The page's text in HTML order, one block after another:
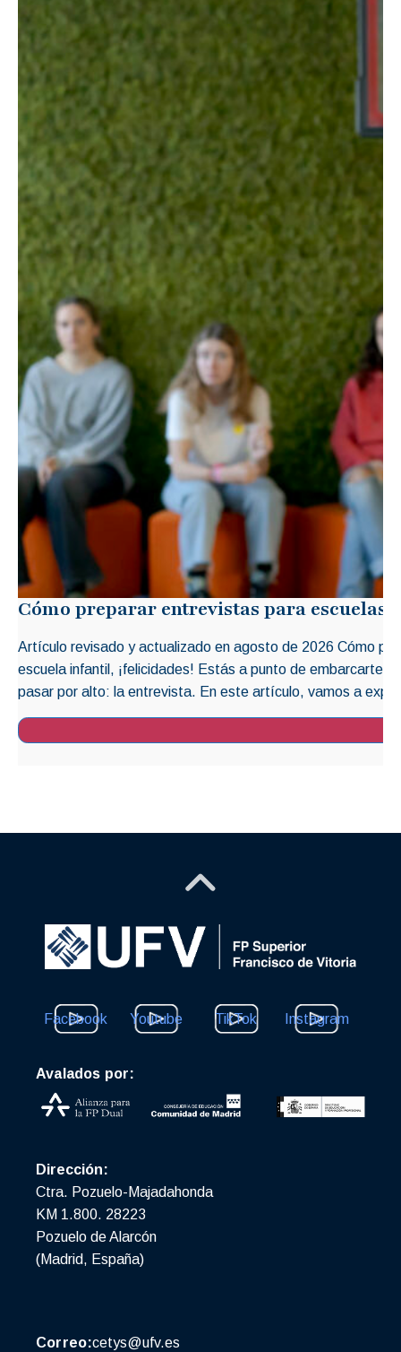
Cómo preparar entrevistas para escuelas
Artículo revisado y actualizado en agosto de 2026 Cómo
escuela infantil, ¡felicidades! Estás a punto de embarcarte
pasar por alto: la entrevista. En este artículo, vamos a
Facebook Youtube TikTok Instagram
Avalados por:
Dirección:
Ctra. Pozuelo-Majadahonda
KM 1.800. 28223
Pozuelo de Alarcón
(Madrid, España)
Correo:cetys@ufv.es